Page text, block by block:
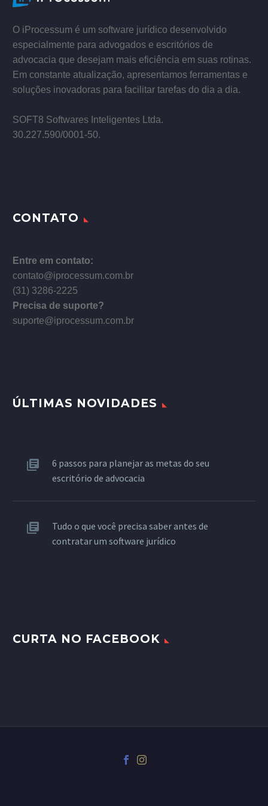
O iProcessum é um software jurídico desenvolvido
especialmente para advogados e escritórios de
advocacia que desejam mais eficiência em suas rotinas.
Em constante atualização, apresentamos ferramentas e
soluções inovadoras para facilitar tarefas do dia a dia.
SOFT8 Softwares Inteligentes Ltda.
30.227.590/0001­-50.
CONTATO
Entre em contato:
contato@iprocessum.com.br
(31) 3286-2225
Precisa de suporte?
suporte@iprocessum.com.br
ÚLTIMAS NOVIDADES
6 passos para planejar as metas do seu
escritório de advocacia
Tudo o que você precisa saber antes de
contratar um software jurídico
CURTA NO FACEBOOK